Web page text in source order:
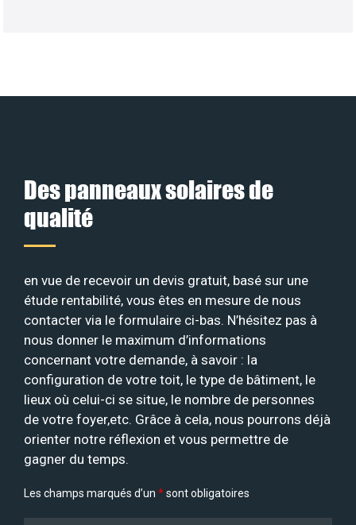
Des panneaux solaires de
qualité
en vue de recevoir un devis gratuit, basé sur une
étude rentabilité, vous êtes en mesure de nous
contacter via le formulaire ci-bas. N’hésitez pas à
nous donner le maximum d’informations
concernant votre demande, à savoir : la
configuration de votre toit, le type de bâtiment, le
lieux où celui-ci se situe, le nombre de personnes
de votre foyer,etc. Grâce à cela, nous pourrons déjà
orienter notre réflexion et vous permettre de
gagner du temps.
Les champs marqués d’un *sont obligatoires